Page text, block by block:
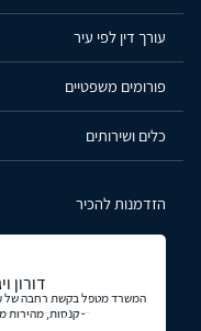
עורך דין לפי עיר
פורומים משפטיים
כלים ושירותים
הזדמנות להכיר
דורון
המשרד מטפל בקשת רחבה של
- קנסות, מהירות